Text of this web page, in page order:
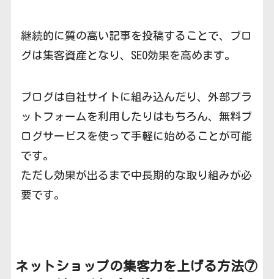
継続的に質の高い記事を投稿することで、ブロ
グは集客資産となり、SEO効果を高めます。
ブログは自社サイトに組み込んだり、外部プラ
ットフォームを利用したりはもちろん、無料ブ
ログサービスを使って手軽に始めることが可能
です。
ただし効果が出るまで中長期的な取り組みが必
要です。
ネットショップの集客力を上げる方法⑦